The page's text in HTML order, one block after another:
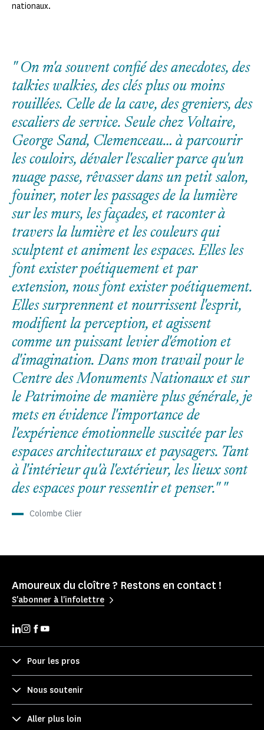
nationaux.
On m'a souvent confié des anecdotes, des
talkies walkies, des clés plus ou moins
rouillées. Celle de la cave, des greniers, des
escaliers de service. Seule chez Voltaire,
George Sand, Clemenceau… à parcourir
les couloirs, dévaler l'escalier parce qu'un
nuage passe, rêvasser dans un petit salon,
fouiner, noter les passages de la lumière
sur les murs, les façades, et raconter à
travers la lumière et les couleurs qui
sculptent et animent les espaces. Elles les
font exister poétiquement et par
extension, nous font exister poétiquement.
Elles surprennent et nourrissent l'esprit,
modifient la perception, et agissent
comme un puissant levier d'émotion et
d'imagination. Dans mon travail pour le
Centre des Monuments Nationaux et sur
le Patrimoine de manière plus générale, je
mets en évidence l'importance de
l'expérience émotionnelle suscitée par les
espaces architecturaux et paysagers. Tant
à l'intérieur qu'à l'extérieur, les lieux sont
des espaces pour ressentir et penser."
Colombe Clier
Amoureux du cloître ? Restons en contact !
S'abonner à l'infolettre
Pour les pros
Nous soutenir
Aller plus loin